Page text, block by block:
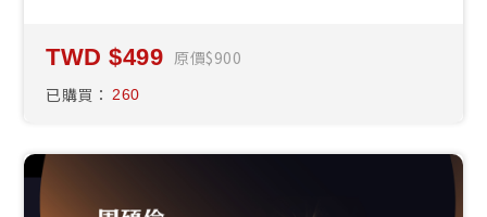
499 原價 900
已購買：
260